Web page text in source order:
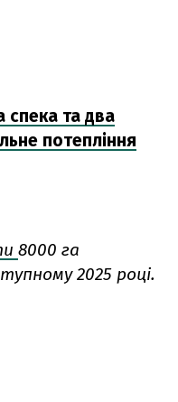
спека та два
потепління
8000 га
2025 році.